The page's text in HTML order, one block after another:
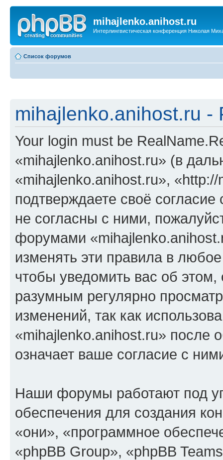
mihajlenko.anihost.ru
Интерлингвистическая конференция Николая
Список форумов
mihajlenko.anihost.ru -
Your login must be
«mihajlenko.anihost.ru» (в
«mihajlenko.anihost.ru»,
подтверждаете своё
не согласны с ними,
форумами
изменять эти правила в
чтобы уведомить вас об
разумным регулярно
изменений, так как
«mihajlenko.anihost.ru» после
означает ваше согласие с
Наши форумы работают под
обеспечения для создания
«они», «программное
«phpBB Group», «phpBB